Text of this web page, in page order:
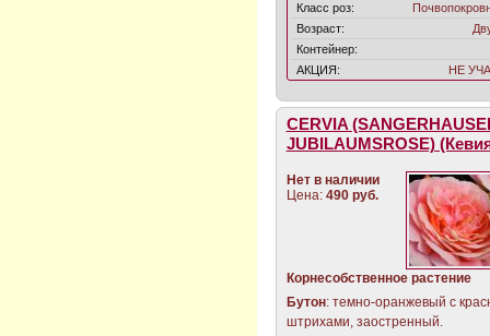
Класс роз:
Возраст:
Контейнер:
АКЦИЯ:
НЕ
CERVIA
JUBILAUMSROSE)
Нет в наличии
Цена: 490 руб.
Корнесобственное растение
Бутон: темно-оранжевый с
штрихами, заостренный.